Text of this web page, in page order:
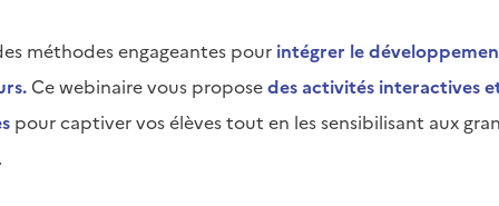
méthodes engageantes pour intégrer le
Ce webinaire vous proposedes activités interactives
pour captiver vos élèves tout en les sensibilisant aux